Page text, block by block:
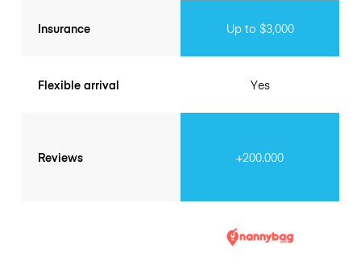
Insurance
Flexible arrival
Reviews
Up to $3,000
Yes
+200.000